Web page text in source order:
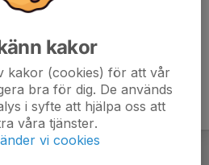
kakor
kakor (cookies) för att vår
bra för dig. De används
i syfte att hjälpa oss att
våra tjänster.
vi cookies